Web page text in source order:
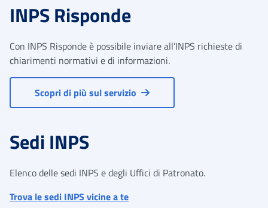
INPS Risponde
Con INPS Risponde è possibile inviare all’INPS richieste di
chiarimenti normativi e di informazioni.
Scopri di più sul servizio
Sedi INPS
Elenco delle sedi INPS e degli Uffici di Patronato.
Trova le sedi INPS vicine a te